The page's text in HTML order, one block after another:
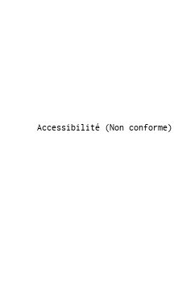
Accessibilité (Non conforme)